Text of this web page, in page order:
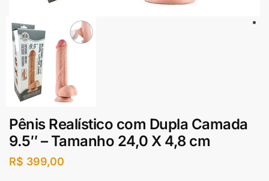
Pênis Realístico com Dupla Camada
9.5″ – Tamanho 24,0 X 4,8 cm
R$ 399,00